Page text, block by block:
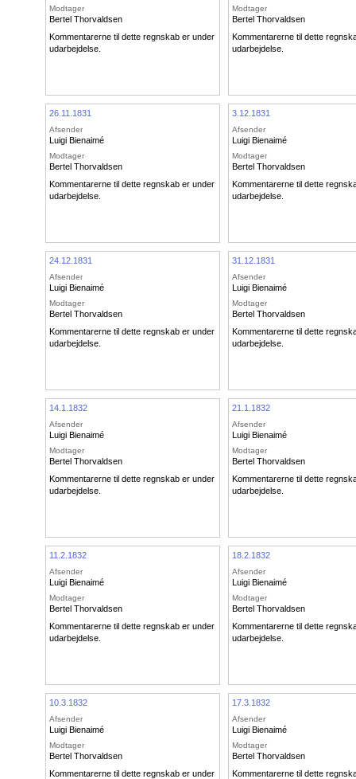
Modtager
Bertel Thorvaldsen
Kommentarerne til dette regnskab er under
udarbejdelse.
Modtager
Bertel Thorvaldsen
Kommentarerne til dette
udarbejdelse.
26.11.1831
Afsender
Luigi Bienaimé
Modtager
Bertel Thorvaldsen
Kommentarerne til dette regnskab er under
udarbejdelse.
3.12.1831
Afsender
Luigi Bienaimé
Modtager
Bertel Thorvaldsen
Kommentarerne til dette
udarbejdelse.
24.12.1831
Afsender
Luigi Bienaimé
Modtager
Bertel Thorvaldsen
Kommentarerne til dette regnskab er under
udarbejdelse.
31.12.1831
Afsender
Luigi Bienaimé
Modtager
Bertel Thorvaldsen
Kommentarerne til dette
udarbejdelse.
14.1.1832
Afsender
Luigi Bienaimé
Modtager
Bertel Thorvaldsen
Kommentarerne til dette regnskab er under
udarbejdelse.
21.1.1832
Afsender
Luigi Bienaimé
Modtager
Bertel Thorvaldsen
Kommentarerne til dette
udarbejdelse.
11.2.1832
Afsender
Luigi Bienaimé
Modtager
Bertel Thorvaldsen
Kommentarerne til dette regnskab er under
udarbejdelse.
18.2.1832
Afsender
Luigi Bienaimé
Modtager
Bertel Thorvaldsen
Kommentarerne til dette
udarbejdelse.
10.3.1832
Afsender
Luigi Bienaimé
Modtager
Bertel Thorvaldsen
Kommentarerne til dette regnskab er under
17.3.1832
Afsender
Luigi Bienaimé
Modtager
Bertel Thorvaldsen
Kommentarerne til dette